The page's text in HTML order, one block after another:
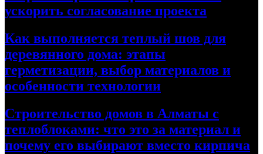
ускорить согласование проекта
Как выполняется теплый шов для
деревянного дома: этапы
герметизации, выбор материалов и
особенности технологии
Строительство домов в Алматы с
теплоблоками: что это за материал и
почему его выбирают вместо кирпича